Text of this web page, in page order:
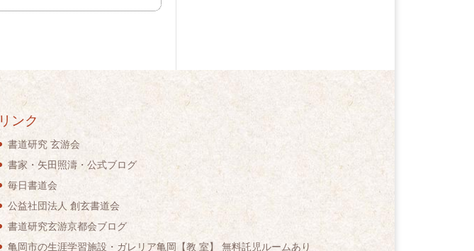
リンク
書道研究 玄游会
書家・矢田照濤・公式ブログ
毎日書道会
公益社団法人 創玄書道会
書道研究玄游京都会ブログ
亀岡市の生涯学習施設・ガレリア亀岡【教 室】 無料託児ルームあり